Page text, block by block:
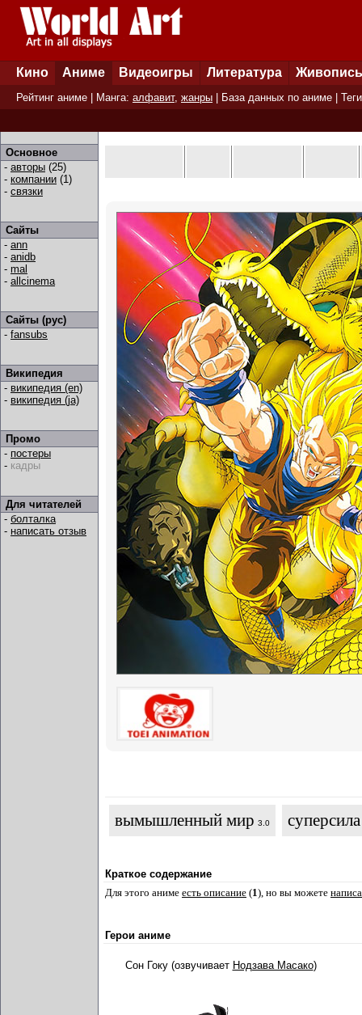
Кино Аниме Видеоигры Литература Живопись
Рейтинг аниме | Манга: алфавит, жанры База данных по аниме Теги
Основное
- авторы (25)
- компании (1)
- связки
Сайты
- ann
- anidb
- mal
- allcinema
Сайты (рус)
- fansubs
Википедия
- википедия (en)
- википедия (ja)
Промо
- постеры
- кадры
Для читателей
- болталка
- написать отзыв
вымышленный мир 3.0 суперсила
Краткое содержание
Для этого аниме есть описание (1), но вы можете
Герои аниме
Сон Гоку (озвучивает Нодзава Масако)